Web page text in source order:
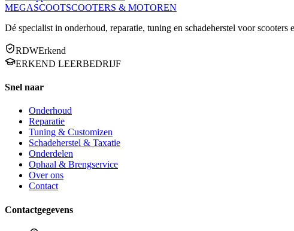
MEGASCOOTSCOOTERS & MOTOREN
Dé specialist in onderhoud, reparatie, tuning en schadeherstel voor
RDWErkend
ERKEND LEERBEDRIJF
Snel naar
Onderhoud
Reparatie
Tuning & Customizen
Schadeherstel & Taxatie
Onderdelen
Ophaal & Brengservice
Over ons
Contact
Contactgegevens